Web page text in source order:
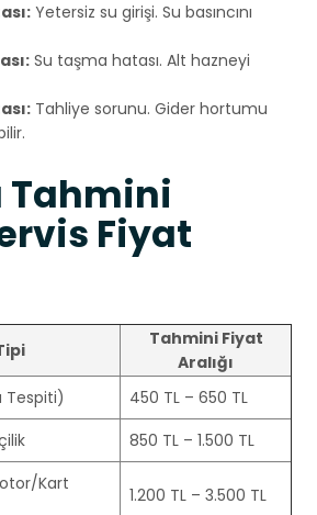
Yetersiz su girişi. Su basıncını
Su taşma hatası. Alt hazneyi
Tahliye sorunu. Gider hortumu
Tahmini
Fiyat
Tahmini Fiyat
Aralığı
Tespiti)
450 TL – 650 TL
850 TL – 1.500 TL
Kart
1.200 TL – 3.500 TL